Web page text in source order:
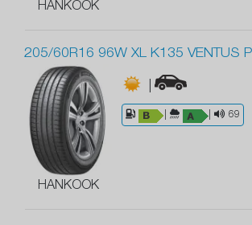
HANKOOK
205/60R16 96W XL K135 VENTUS
HANKOOK
|
69